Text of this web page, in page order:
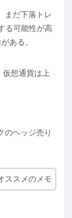
まだ下落トレ
る可能性が高
ある。
想通貨は上
のヘッジ売り
ススメのメモ